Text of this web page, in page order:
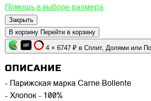
Помощь в выборе размера
Закрыть
В корзину Перейти в корзину
4 × 6747 ₽ в Сплит, Долями
ОПИСАНИЕ
- Парижская марка Carne Bollente
- Хлопок - 100%